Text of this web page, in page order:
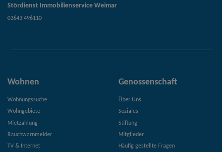
Stördienst Immobilienservice Weimar
03643 496110
Wohnen
Wohnungssuche
Wohngebiete
Mietzahlung
Rauchwarnmelder
TV & Internet
Genossenschaft
Über Uns
Soziales
Stiftung
Mitglieder
Häufig gestellte Fragen